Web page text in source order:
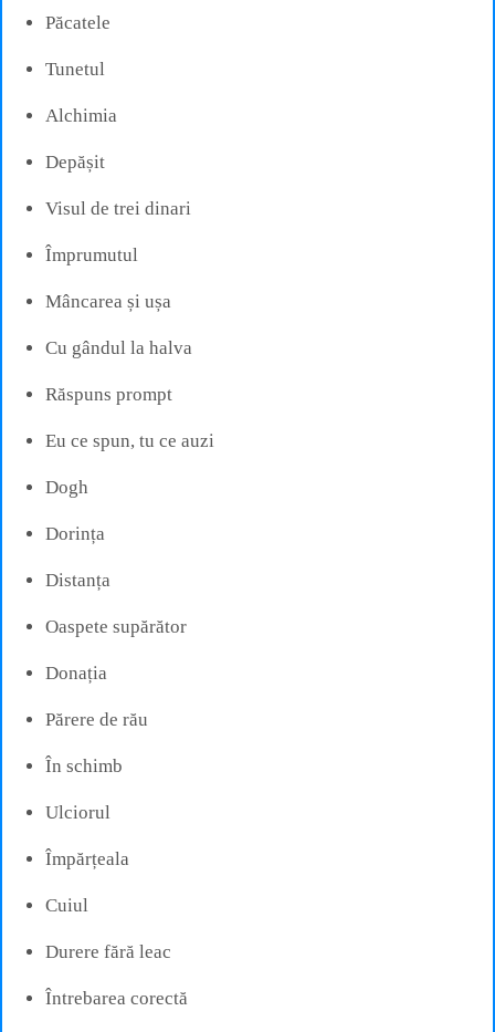
Păcatele
Tunetul
Alchimia
Depășit
Visul de trei dinari
Împrumutul
Mâncarea și ușa
Cu gândul la halva
Răspuns prompt
Eu ce spun, tu ce auzi
Dogh
Dorința
Distanța
Oaspete supărător
Donația
Părere de rău
În schimb
Ulciorul
Împărțeala
Cuiul
Durere fără leac
Întrebarea corectă